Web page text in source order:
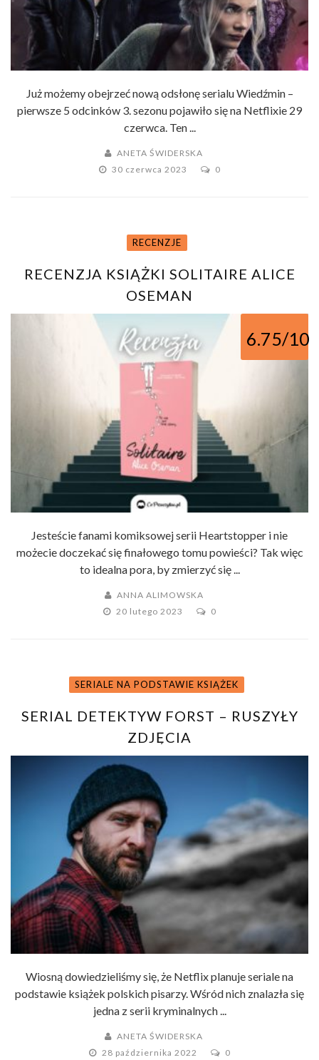
Już możemy obejrzeć nową odsłonę serialu Wiedźmin –
pierwsze 5 odcinków 3. sezonu pojawiło się na Netflixie 29
czerwca. Ten ...
ANETA ŚWIDERSKA
30 czerwca 2023
0
RECENZJE
RECENZJA KSIĄŻKI SOLITAIRE ALICE
OSEMAN
6.75/10
Jesteście fanami komiksowej serii Heartstopper i nie
możecie doczekać się finałowego tomu powieści? Tak więc
to idealna pora, by zmierzyć się ...
ANNA ALIMOWSKA
20 lutego 2023
0
SERIALE NA PODSTAWIE KSIĄŻEK
SERIAL DETEKTYW FORST – RUSZYŁY
ZDJĘCIA
Wiosną dowiedzieliśmy się, że Netflix planuje seriale na
podstawie książek polskich pisarzy. Wśród nich znalazła się
jedna z serii kryminalnych ...
ANETA ŚWIDERSKA
28 października 2022
0